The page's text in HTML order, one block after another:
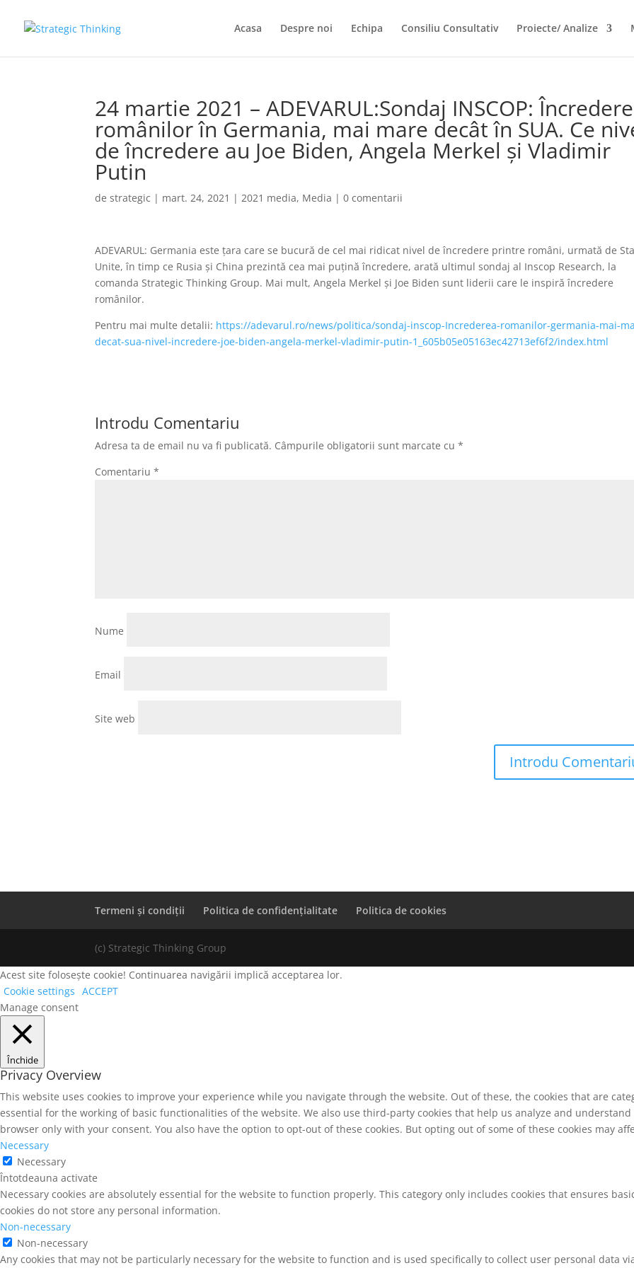
Acasa Despre noi Echipa Consiliu Consultativ Proiecte/ Analize
24 martie 2021 – ADEVARUL:Sondaj INSCOP:
românilor în Germania, mai mare decât în SUA. Ce
de încredere au Joe Biden, Angela Merkel şi Vladimir
Putin
destrategic | mart. 24, 2021 |2021 media, Media |0 comentarii
ADEVARUL: Germania este ţara care se bucură de cel mai ridicat nivel de încredere printre români, urmată de
Unite, în timp ce Rusia şi China prezintă cea mai puţină încredere, arată ultimul sondaj al Inscop Research, la
comanda Strategic Thinking Group. Mai mult, Angela Merkel şi Joe Biden sunt liderii care le inspiră încredere
românilor.
Pentru mai multe detalii: https://adevarul.ro/news/politica/sondaj-inscop-Increderea-romanilor-germania-mai-
decat-sua-nivel-incredere-joe-biden-angela-merkel-vladimir-putin-1_605b05e05163ec42713ef6f2/index.html
Introdu Comentariu
Adresa ta de email nu va fi publicată. Câmpurile obligatorii sunt marcate cu*
Comentariu*
Nume
Email
Site web
Termeni și condiții Politica de confidențialitate Politica de cookies
(c) Strategic Thinking Group
Acest site folosește cookie! Continuarea navigării implică acceptarea lor.
Cookie settings ACCEPT
Manage consent
Închide
Privacy Overview
This website uses cookies to improve your experience while you navigate through the website. Out of these, the cookies that are
essential for the working of basic functionalities of the website. We also use third-party cookies that help us analyze and
browser only with your consent. You also have the option to opt-out of these cookies. But opting out of some of these cookies may
Necessary
Necessary
Întotdeauna activate
Necessary cookies are absolutely essential for the website to function properly. This category only includes cookies that ensures
cookies do not store any personal information.
Non-necessary
Non-necessary
Any cookies that may not be particularly necessary for the website to function and is used specifically to collect user personal data